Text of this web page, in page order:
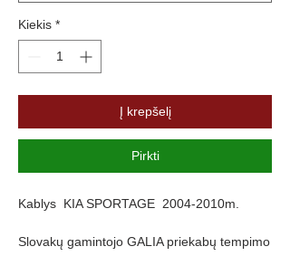
Kiekis *
Į krepšelį
Pirkti
Kablys KIA SPORTAGE 2004-2010m.
Slovakų gamintojo GALIA priekabų tempimo